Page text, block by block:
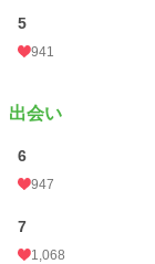
お気に入り
24h.ポイント
文字数
更新日時
5
941
出会い
6
947
7
1,068